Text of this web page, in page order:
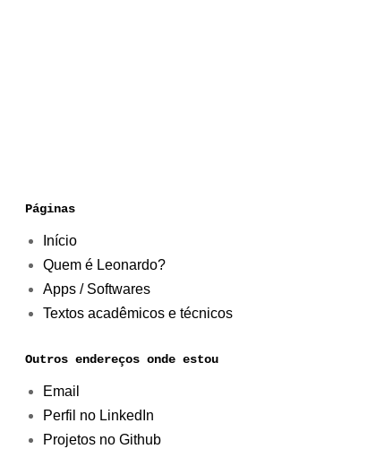
Páginas
Início
Quem é Leonardo?
Apps / Softwares
Textos acadêmicos e técnicos
Outros endereços onde estou
Email
Perfil no LinkedIn
Projetos no Github